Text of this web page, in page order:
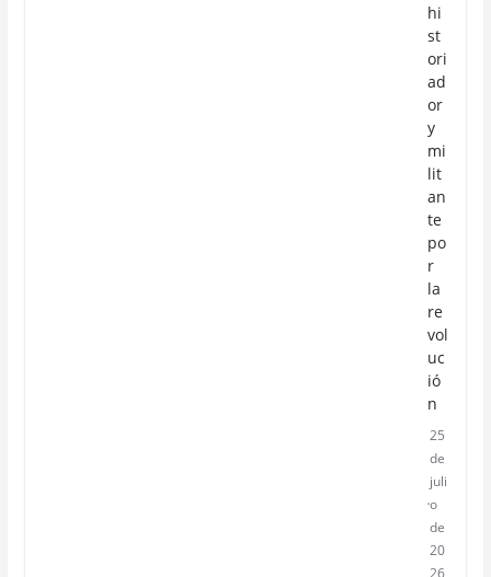
hi
st
ori
ad
or
y
mi
lit
an
te
po
r
la
re
vol
uc
ió
n
25
de
juli
o
de
20
26